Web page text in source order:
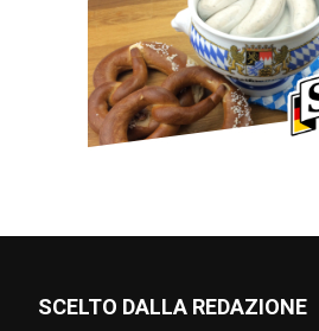
SCELTO DALLA REDAZIONE